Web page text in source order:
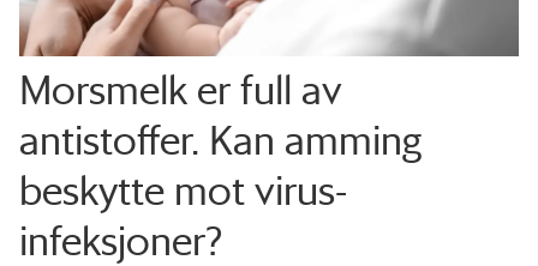
Morsmelk er full av
antistoffer. Kan amming
beskytte mot virus-
infeksjoner?